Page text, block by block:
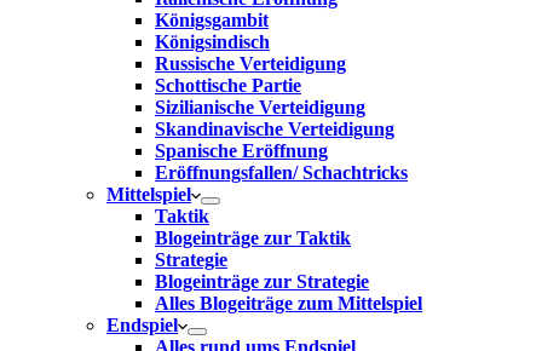
Königsgambit
Königsindisch
Russische Verteidigung
Schottische Partie
Sizilianische Verteidigung
Skandinavische Verteidigung
Spanische Eröffnung
Eröffnungsfallen/ Schachtricks
Mittelspiel
Taktik
Blogeinträge zur Taktik
Strategie
Blogeinträge zur Strategie
Alles Blogeiträge zum Mittelspiel
Endspiel
Alles rund ums Endspiel